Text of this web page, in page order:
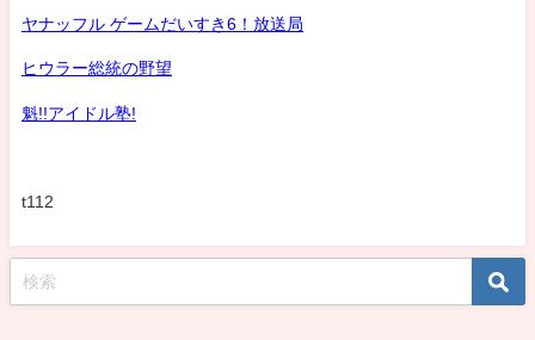
ヤナッフル ゲームだいすき6！放送局
ヒウラー総統の野望
魁!!アイドル塾!
t112